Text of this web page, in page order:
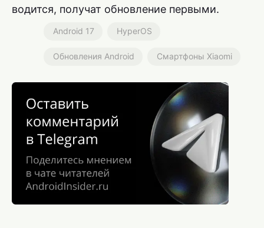
водится, получат обновление первыми.
Android 17 HyperOS
Обновления Android Смартфоны Xiaomi